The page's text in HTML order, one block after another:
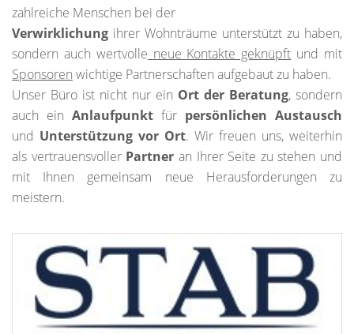
zahlreiche Menschen bei der
Verwirklichung ihrer Wohnträume unterstützt zu haben,
sondern auch wertvolle neue Kontakte geknüpft und mit
Sponsoren wichtige Partnerschaften aufgebaut zu haben.
Unser Büro ist nicht nur ein Ort der Beratung, sondern
auch ein Anlaufpunkt für persönlichen Austausch
und Unterstützung vor Ort. Wir freuen uns, weiterhin
als vertrauensvoller Partner an Ihrer Seite zu stehen und
mit Ihnen gemeinsam neue Herausforderungen zu
meistern.